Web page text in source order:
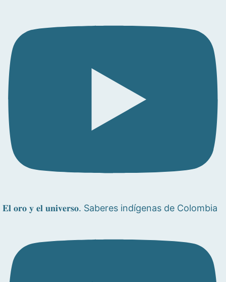
𝐄𝐥 𝐨𝐫𝐨 𝐲 𝐞𝐥 𝐮𝐧𝐢𝐯𝐞𝐫𝐬𝐨. Saberes indígenas de Colombia